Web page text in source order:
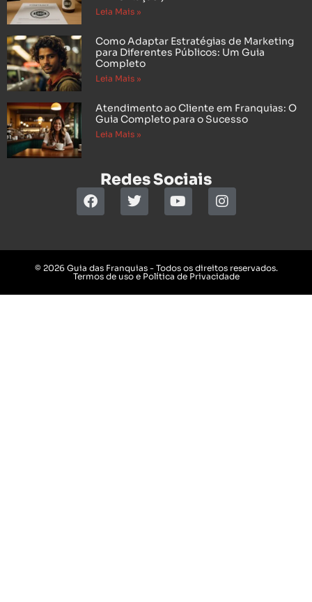
Leia Mais »
Como Adaptar Estratégias de Marketing
para Diferentes Públicos: Um Guia
Completo
Leia Mais »
Atendimento ao Cliente em Franquias: O
Guia Completo para o Sucesso
Leia Mais »
Redes Sociais
© 2026 Guia das Franquias - Todos os direitos reservados.
Termos de uso e Política de Privacidade